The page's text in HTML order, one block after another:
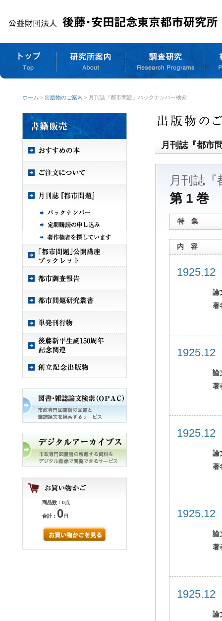
ホーム > 出版物のご案内 > 月刊誌『都市問題』バックナンバー検索
商品数：0点
合計： 0円
月刊誌『都市
月刊誌『
第 1 巻
特 集
内 容
論
著
論
著
論
著
論
著
論